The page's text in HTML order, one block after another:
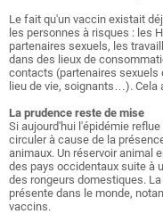
Le fait qu'un vaccin existait
les personnes à risques : les
partenaires sexuels, les
dans des lieux de
contacts (partenaires sexuels
lieu de vie, soignants…). Cela
La prudence reste de mise
Si aujourd'hui l'épidémie
circuler à cause de la
animaux. Un réservoir animal
des pays occidentaux suite à
des rongeurs domestiques.
présente dans le monde,
vaccins.